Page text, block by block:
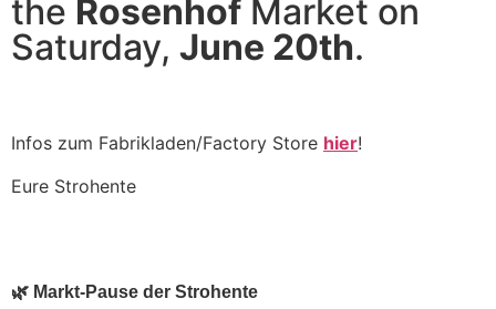
the RosenhofMarket on
Saturday, June 20th.
Infos zum Fabrikladen/Factory Store hier!
Eure Strohente
🌿 Markt-Pause der Strohente